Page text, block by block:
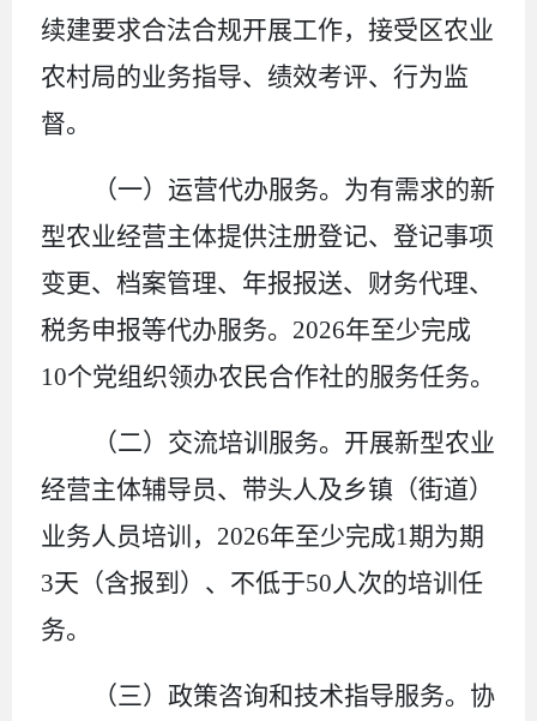
续建要求合法合规开展工作，接受区农业
农村局的业务指导、绩效考评、行为监
督。
（一）运营代办服务。 为有需求的新
型农业经营主体提供注册登记、登记事项
变更、档案管理、年报报送、财务代理、
税务申报等代办服务。 2026年至少完成
10个党组织领办农民合作社的服务任务。
（二）交流培训服务。 开展新型农业
经营主体辅导员、带头人及乡镇（街道）
业务人员培训， 2026年至少完成1期为期
3天（含报到）、不低于50 人次的培训任
务。
（三）政策咨询和技术指导服务。 协